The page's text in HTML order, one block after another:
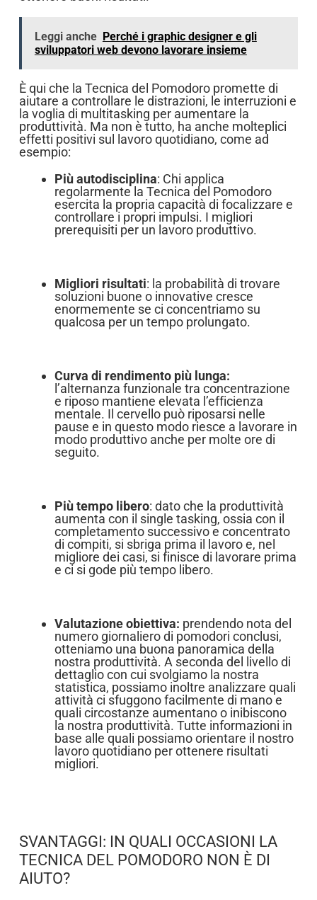
Leggi anche Perché i graphic designer e gli
sviluppatori web devono lavorare insieme
È qui che la Tecnica del Pomodoro promette di
aiutare a controllare le distrazioni, le interruzioni e
la voglia di multitasking per aumentare la
produttività. Ma non è tutto, ha anche molteplici
effetti positivi sul lavoro quotidiano, come ad
esempio:
Piùautodisciplina: Chi applica
regolarmente la Tecnica del Pomodoro
esercita la propria capacità di focalizzare e
controllare i propri impulsi. I migliori
prerequisiti per un lavoro produttivo.
Migliori risultati: la probabilità di trovare
soluzioni buone o innovative cresce
enormemente se ci concentriamo su
qualcosa per un tempo prolungato.
Curva di rendimento più lunga:
l’alternanza funzionale tra concentrazione
e riposo mantiene elevata l’efficienza
mentale. Il cervello può riposarsi nelle
pause e in questo modo riesce a lavorare in
modo produttivo anche per molte ore di
seguito.
Più tempo libero: dato che la produttività
aumenta con il single tasking, ossia con il
completamento successivo e concentrato
di compiti, si sbriga prima il lavoro e, nel
migliore dei casi, si finisce di lavorare prima
e ci si gode più tempo libero.
Valutazione obiettiva: prendendo nota del
numero giornaliero di pomodori conclusi,
otteniamo una buona panoramica della
nostra produttività. A seconda del livello di
dettaglio con cui svolgiamo la nostra
statistica, possiamo inoltre analizzare quali
attività ci sfuggono facilmente di mano e
quali circostanze aumentano o inibiscono
la nostra produttività. Tutte informazioni in
base alle quali possiamo orientare il nostro
lavoro quotidiano per ottenere risultati
migliori.
SVANTAGGI: IN QUALI OCCASIONI LA
TECNICA DEL POMODORO NON È DI
AIUTO?